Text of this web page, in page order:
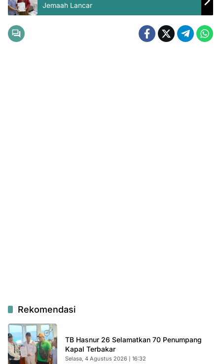
Jemaah Lancar
Rekomendasi
TB Hasnur 26 Selamatkan 70 Penumpang
Kapal Terbakar
Selasa, 4 Agustus 2026 | 16:32